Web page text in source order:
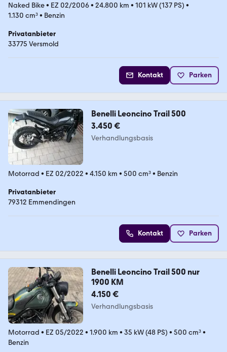
Naked Bike• EZ 02/2006• 24.800 km • 101 kW (137 PS) •
1.130 cm³• Benzin
Privatanbieter
33775 Versmold
Kontakt Parken
Benelli Leoncino Trail 500
3.450 €
Verhandlungsbasis
Motorrad • EZ 02/2022 • 4.150 km • 500 cm³• Benzin
Privatanbieter
79312 Emmendingen
Kontakt Parken
Benelli Leoncino Trail 500 nur
1900 KM
4.150 €
Verhandlungsbasis
Motorrad • EZ 05/2022 • 1.900 km • 35 kW (48 PS) • 500 cm³•
Benzin